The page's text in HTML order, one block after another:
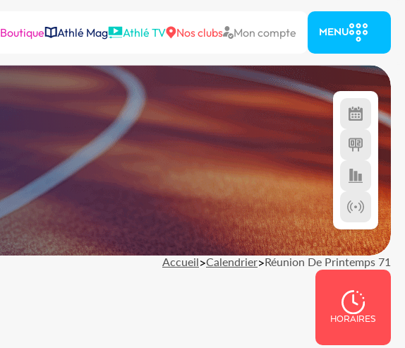
Boutique Athlé Mag Athlé TV Nos clubs Mon compte MENU
Accueil>Calendrier>Réunion De Printemps 71
HORAIRES